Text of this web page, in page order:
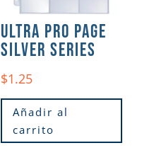
ULTRA PRO PAGE
SILVER SERIES
$1.25
Añadir al
carrito